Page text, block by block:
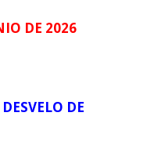
DE 2026
DE